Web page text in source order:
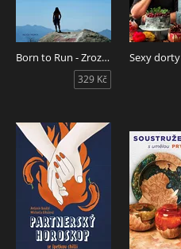
Born to Run - Zrozeni k běhu
329 Kč
Sexy dorty